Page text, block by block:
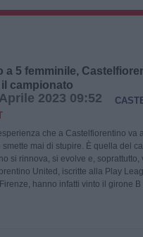
a 5 femminile,
campionato
2023 09:52
che a Castelfiorentino va
smette mai di stupire. È quella del
si rinnova, si evolve e,
United, iscritte alla Play
hanno infatti vinto il girone